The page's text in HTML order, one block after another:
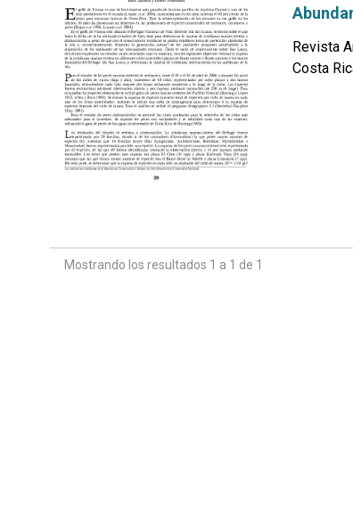
Revista
Costa
Mostrando los resultados 1 a 1 de 1